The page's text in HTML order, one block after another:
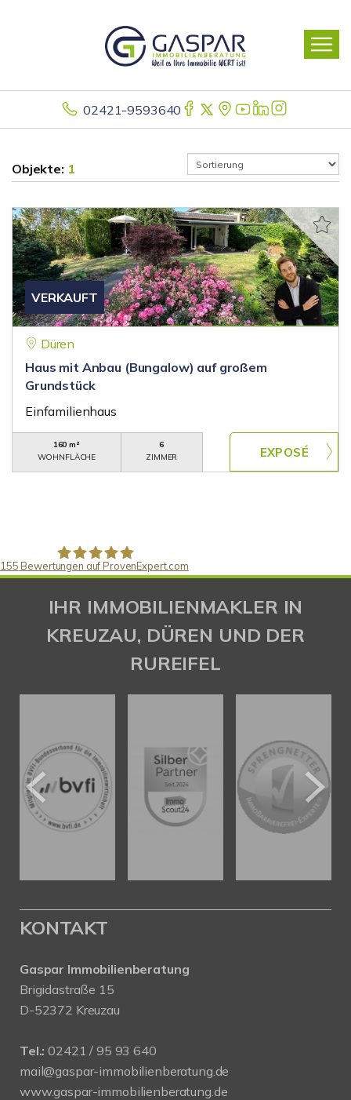
02421-9593640
Objekte: 1
VERKAUFT
Düren
Haus mit Anbau (Bungalow) auf großem
Grundstück
Einfamilienhaus
160 m²
WOHNFLÄCHE
6
ZIMMER
Gaspar Immobilienberatung
155 Bewertungen auf ProvenExpert.com
IHR IMMOBILIENMAKLER IN
KREUZAU, DÜREN UND DER
RUREIFEL
KONTAKT
Gaspar Immobilienberatung
Brigidastraße 15
D-52372 Kreuzau
Tel.: 02421 / 95 93 640
mail@gaspar-immobilienberatung.de
www.gaspar-immobilienberatung.de